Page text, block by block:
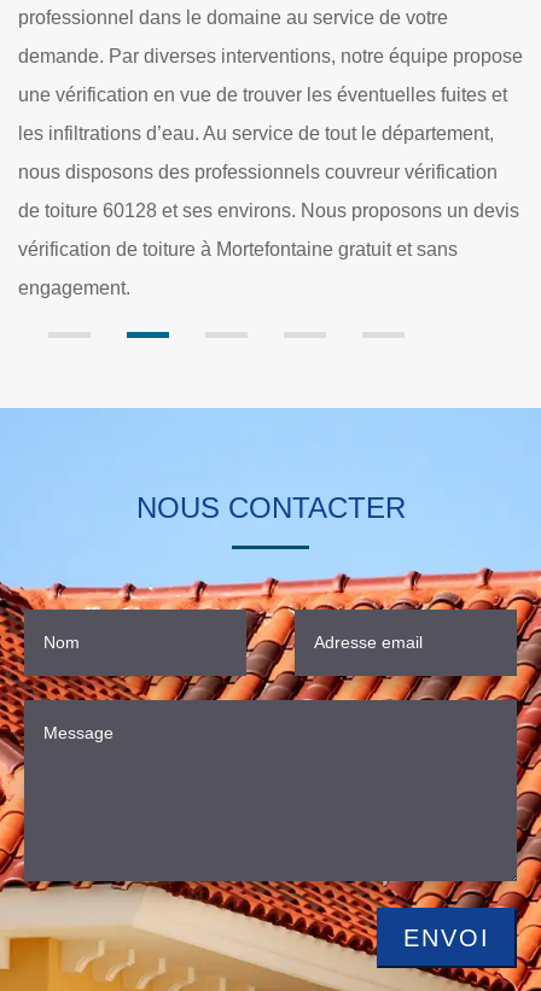
que couvreur est de veiller à faire une intervention
professionnelle pour veiller à ce que votre toiture soit
toujours étanche et hors de danger. Notre équipe propose
alors un service de vérification de toiture et recherche de
fuite à Mortefontaine. Nous mettons en place le devis
vérification de toiture gratuit et sans engagement.
NOUS CONTACTER